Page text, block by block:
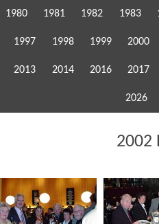
1980 1981 1982 1983
1997 1998 1999 2000
2013 2014 2016 2017
2026
2002